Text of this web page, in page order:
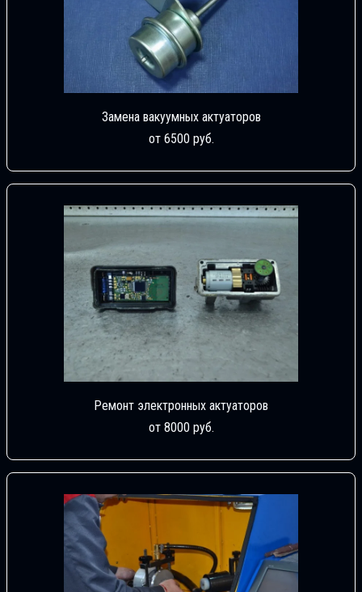
Замена вакуумных актуаторов
от 6500 руб.
Ремонт электронных актуаторов
от 8000 руб.